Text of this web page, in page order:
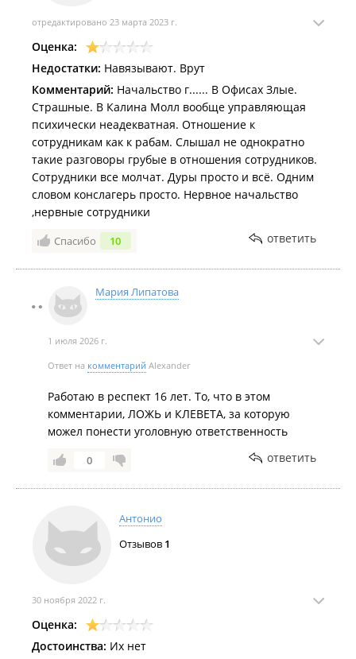
отредактировано 23 марта 2023 г.
Оценка:
Недостатки: Навязывают. Врут
Комментарий: Начальство г...... В Офисах Злые.
Страшные. В Калина Молл вообще управляющая
психически неадекватная. Отношение к
сотрудникам как к рабам. Слышал не однократно
такие разговоры грубые в отношения сотрудников.
Сотрудники все молчат. Дуры просто и всё. Одним
словом конслагерь просто. Нервное начальство
,нервные сотрудники
Спасибо 10 ответить
Мария Липатова
1 июля 2026 г.
Ответ на комментарий Alexander
Работаю в респект 16 лет. То, что в этом
комментарии, ЛОЖЬ и КЛЕВЕТА, за которую
можел понести уголовную ответственность
0 ответить
Антонио
Отзывов 1
30 ноября 2022 г.
Оценка:
Достоинства: Их нет